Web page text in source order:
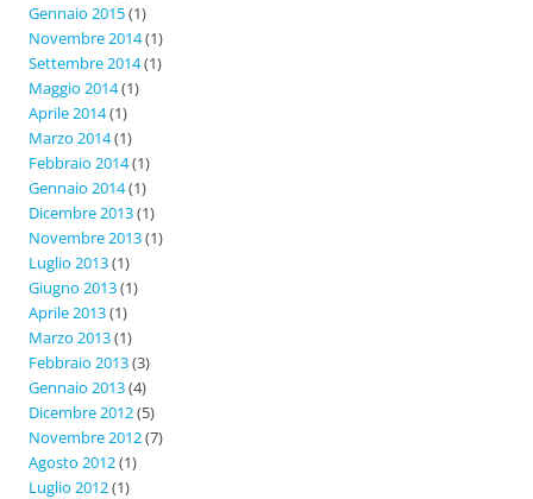
Gennaio 2015(1)
Novembre 2014(1)
Settembre 2014(1)
Maggio 2014(1)
Aprile 2014(1)
Marzo 2014(1)
Febbraio 2014(1)
Gennaio 2014(1)
Dicembre 2013(1)
Novembre 2013(1)
Luglio 2013(1)
Giugno 2013(1)
Aprile 2013(1)
Marzo 2013(1)
Febbraio 2013(3)
Gennaio 2013(4)
Dicembre 2012(5)
Novembre 2012(7)
Agosto 2012(1)
Luglio 2012(1)